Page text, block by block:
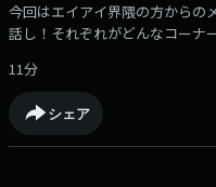
今回はエイアイ界隈の方からの
話し！それぞれがどんなコーナ
しています！（放送ではきけな
イ界隈へのメッセージはこちら
https://jocr.jp/mailform/aika/
11分
シェア